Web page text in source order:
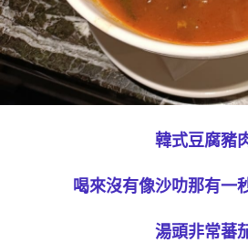
韓式豆腐豬
喝來沒有像沙叻那有一
湯頭非常蕃